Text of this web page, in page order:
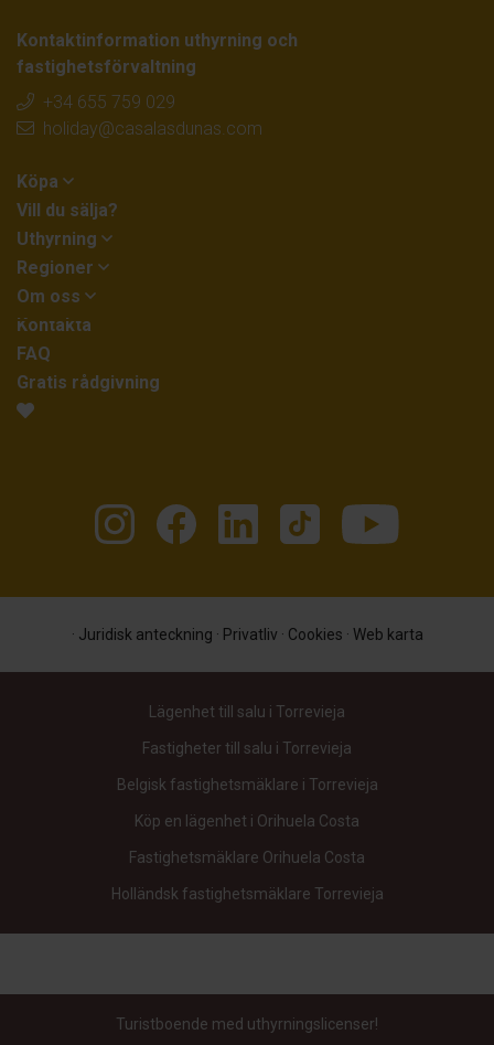
Kontaktinformation uthyrning och
fastighetsförvaltning
+34 655 759 029
holiday@casalasdunas.com
Köpa
Vill du sälja?
Uthyrning
Regioner
Om oss
Kontakta
FAQ
Gratis rådgivning
· Juridisk anteckning · Privatliv · Cookies · Web karta
Lägenhet till salu i Torrevieja
Fastigheter till salu i Torrevieja
Belgisk fastighetsmäklare i Torrevieja
Köp en lägenhet i Orihuela Costa
Fastighetsmäklare Orihuela Costa
Holländsk fastighetsmäklare Torrevieja
Turistboende med uthyrningslicenser!